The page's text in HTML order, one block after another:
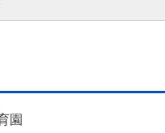
園